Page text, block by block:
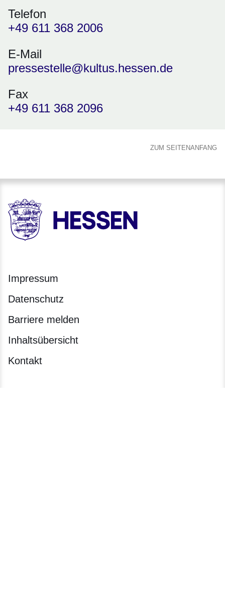
Telefon
+49 611 368 2006
E-Mail
pressestelle@kultus.hessen.de
Fax
+49 611 368 2096
ZUM SEITENANFANG
HESSEN - Hessische Landesregierung
Impressum
Datenschutz
Barriere melden
Inhaltsübersicht
Kontakt